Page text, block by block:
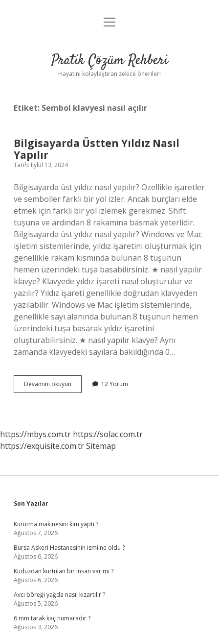
Anasayfa
Yasal Uyarı
menüyü
Pratik Çözüm Rehberi
Hayatını kolaylaştıran zekice öneriler!
Etiket: Sembol klavyesi nasıl açılır
Bilgisayarda Üstten Yıldız Nasıl
Yapılır
Tarih: Eylül 13, 2024
Bilgisayarda üst yıldız nasıl yapılır? Özellikle işaretler
ve semboller farklı bir yol izler. Ancak burçları elde
etmek için farklı bir yol izlemek gerekmez. Shift
tuşuna ve ardından 8 rakamına basmak yeterlidir.
Bilgisayarda üst yıldız nasıl yapılır? Windows ve Mac
işletim sistemlerinde, yıldız işaretini oluşturmak için
genellikle rakam kısmında bulunan 8 tuşunun
hemen üzerindeki tuşa basabilirsiniz. ★ nasıl yapılır
klavye? Klavyede yıldız işareti nasıl oluşturulur ve
yazılır? Yıldız işareti genellikle doğrudan klavyeden
yazılabilir. Windows ve Mac işletim sistemlerinde,
genellikle sayı alanında bulunan 8 tuşunun hemen
üzerindeki tuşa basarak yıldız işaretini
oluşturabilirsiniz. ★ nasıl yapılır klavye? Aynı
zamanda klavyedeki sayılara bakıldığında 0…
Devamını okuyun Bilgisayarda
Üstten
12 Yorum
https://mbys.com.tr https://solac.com.tr
https://exquisite.com.trSitemap
Sidebar
Son Yazılar
Kurutma makinesini kim yaptı ?
Ağustos 7, 2026
Bursa Askeri Hastanesinin ismi ne oldu ?
Ağustos 6, 2026
Kuduzdan kurtulan bir insan var mı ?
Ağustos 6, 2026
Avcı böreği yağda nasıl kızartılır ?
Ağustos 5, 2026
6 mm tarak kaç numaradır ?
Ağustos 3, 2026